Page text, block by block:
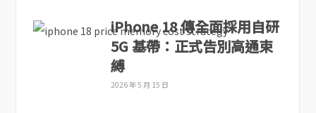
iPhone 18 傳全面採用自研
5G 基帶：正式告別高通束
縛
2026 年 5 月 15 日